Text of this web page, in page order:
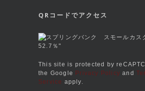
QRコードでアクセス
This site is protected by
the Google Privacy Policy and
Service apply.